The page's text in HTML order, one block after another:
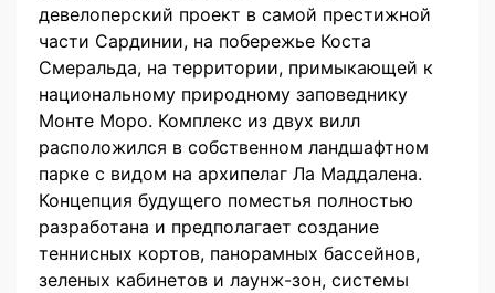
девелоперский проект в самой престижной
части Сардинии, на побережье Коста
Смеральда, на территории, примыкающей к
национальному природному заповеднику
Монте Моро. Комплекс из двух вилл
расположился в собственном ландшафтном
парке с видом на архипелаг Ла Маддалена.
Концепция будущего поместья полностью
разработана и предполагает создание
теннисных кортов, панорамных бассейнов,
зеленых кабинетов и лаунж-зон, системы